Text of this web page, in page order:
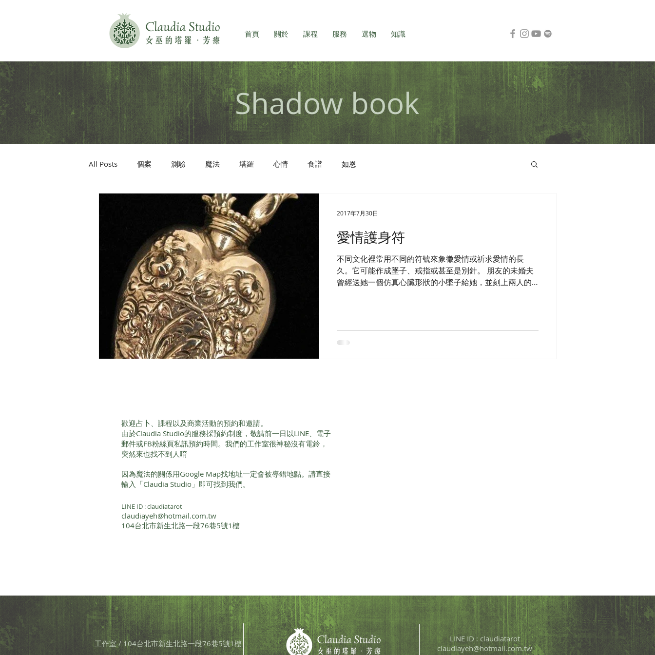
首頁 關於 課程 服務 選物 知識
Shadow book
All Posts 個案 測驗 魔法 塔羅 心情 食譜 如恩
愛情護身符
不同文化裡常用不同的符號來象徵愛情或祈求愛情的長
久。它可能作成墜子、戒指或甚至是別針。 朋友的未婚夫
曾經送她一個仿真心臟形狀的小墜子給她，並刻上兩人的
2017年7月30日
歡迎占卜、課程以及商業活動的預約和邀請。
由於Claudia Studio的服務採預約制度，敬請前一日以LINE、電子
郵件或FB粉絲頁私訊預約時間。我們的工作室很神秘沒有電鈴，
突然來也找不到人唷
因為魔法的關係用Google Map找地址一定會被導錯地點。請直接
輸入「Claudia Studio」即可找到我們。
LINE ID : claudiatarot
claudiayeh@hotmail.com.tw
104台北市新生北路一段76巷5號1樓
工作室 / 104台北市新生北路一段76巷5號1樓​
LINE ID : claudiatarot
claudiayeh@hotmail.com.tw